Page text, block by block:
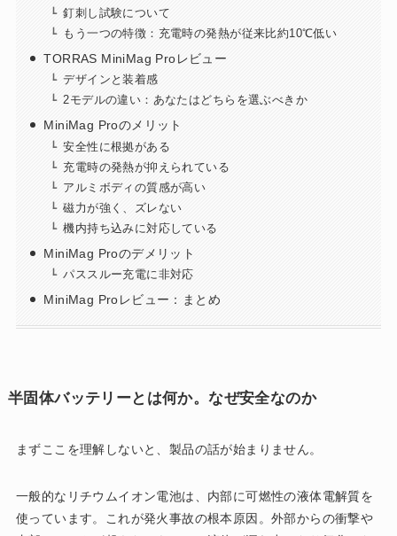
釘刺し試験について
もう一つの特徴：充電時の発熱が従来比約10℃低い
TORRAS MiniMag Proレビュー
デザインと装着感
2モデルの違い：あなたはどちらを選ぶべきか
MiniMag Proのメリット
安全性に根拠がある
充電時の発熱が抑えられている
アルミボディの質感が高い
磁力が強く、ズレない
機内持ち込みに対応している
MiniMag Proのデメリット
パススルー充電に非対応
MiniMag Proレビュー：まとめ
半固体バッテリーとは何か。なぜ安全なのか
まずここを理解しないと、製品の話が始まりません。
一般的なリチウムイオン電池は、内部に可燃性の液体電解質を
使っています。これが発火事故の根本原因。外部からの衝撃や